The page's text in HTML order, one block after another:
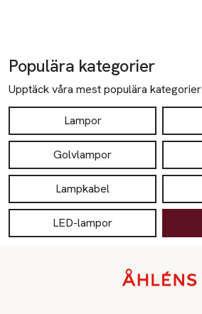
Populära kategorier
Upptäck våra mest populära kategorier
Lampor
Golvlampor
Lampkabel
LED-lampor